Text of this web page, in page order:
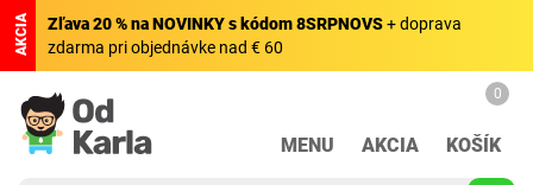
AKCIA Zľava 20 % na NOVINKY s kódom 8SRPNOVS+ doprava
zdarma pri objednávke nad € 60
MENU AKCIA
0
KOŠÍK